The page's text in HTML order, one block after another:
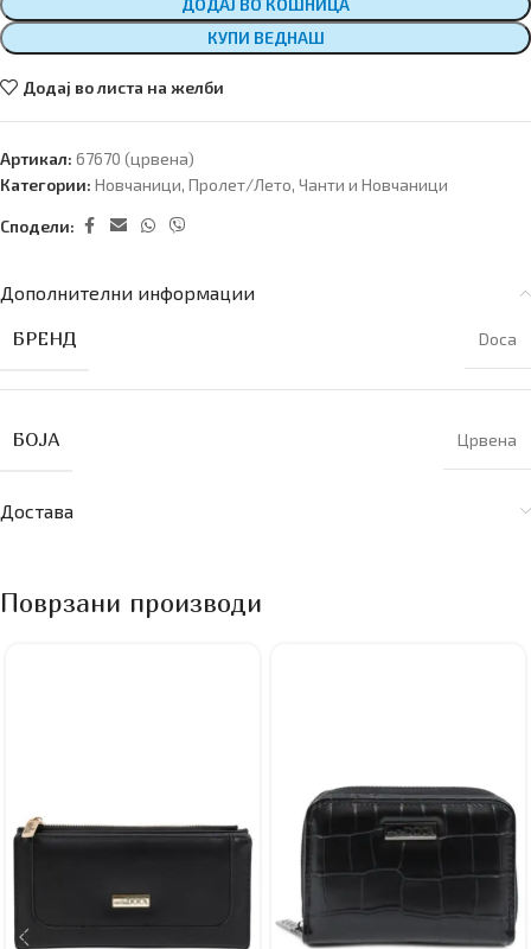
ДОДАЈ ВО КОШНИЦА
КУПИ ВЕДНАШ
Додај во листа на желби
Артикал: 67670 (црвена)
Категории: Новчаници, Пролет/Лето, Чанти и Новчаници
Сподели:
Дополнителни информации
БРЕНД Doca
БОЈА Црвена
Достава
Поврзани производи